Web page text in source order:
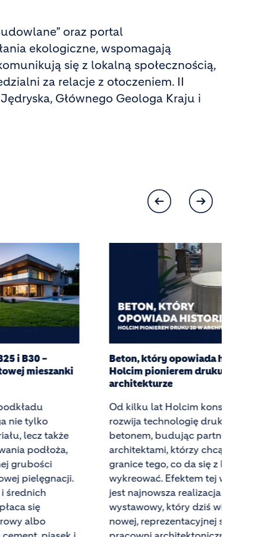
oraz portal
ekologiczne, wspomagają
się z lokalną społecznością,
za relacje z otoczeniem. II
Głównego Geologa Kraju i
historie.
3D w
3D
z
sprawdzać
z betonu
tej współpracy
– stolik
wita gości w
siedzibie
Czy beton
być niskoemisyjny?
ECOPact
Czy beton o wytrzymałości
MPa może być
wyniki badań Holcim nad
C90/105 ECOPact i sprawdź,
połączono wysoką
38% redukcją emisji CO₂.